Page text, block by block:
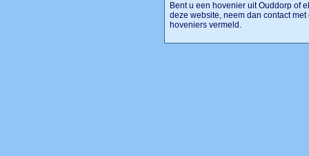
Bent u een hovenier uit Ouddorp of
deze website, neem dan contact
hoveniers vermeld.